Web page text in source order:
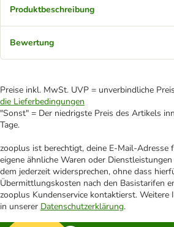
Produktbeschreibung
Bewertung
Preise inkl. MwSt. UVP = unverbindliche
die Lieferbedingungen
"Sonst" = Der niedrigste Preis des Artikels
Tage.
zooplus ist berechtigt, deine E-Mail-
eigene ähnliche Waren oder
dem jederzeit widersprechen, ohne dass
Übermittlungskosten nach den Basistarifen
zooplus Kundenservice kontaktierst.
in unserer Datenschutzerklärung.